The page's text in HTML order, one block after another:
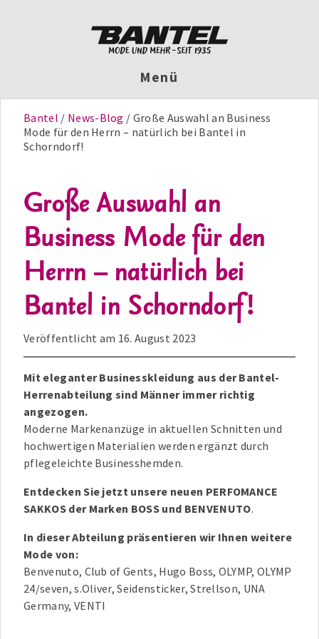
Menü
Bantel News-Blog
Große Auswahl an Business
Mode für den Herrn – natürlich bei Bantel in
Schorndorf!
Große Auswahl an
Business Mode für den
Herrn – natürlich bei
Bantel in Schorndorf!
Veröffentlicht am 16. August 2023
Mit eleganter Businesskleidung aus der Bantel-
Herrenabteilung sind Männer immer richtig
angezogen.
Moderne Markenanzüge in aktuellen Schnitten und
hochwertigen Materialien werden ergänzt durch
pflegeleichte Businesshemden.
Entdecken Sie jetzt unsere neuen PERFOMANCE
SAKKOS der Marken BOSS und BENVENUTO.
In dieser Abteilung präsentieren wir Ihnen weitere
Mode von:
Benvenuto, Club of Gents, Hugo Boss, OLYMP, OLYMP
24/seven, s.Oliver, Seidensticker, Strellson, UNA
Germany, VENTI